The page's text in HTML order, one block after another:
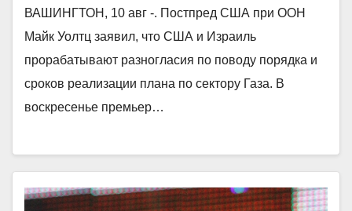
ВАШИНГТОН, 10 авг -. Постпред США при ООН
Майк Уолтц заявил, что США и Израиль
прорабатывают разногласия по поводу порядка и
сроков реализации плана по сектору Газа. В
воскресенье премьер…